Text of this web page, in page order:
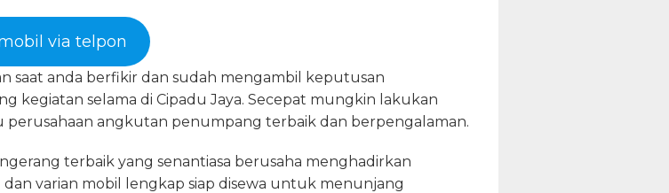
via telpon
saat anda berfikir dan sudah mengambil keputusan
kegiatan selama di Cipadu Jaya. Secepat mungkin lakukan
perusahaan angkutan penumpang terbaik dan berpengalaman.
terbaik yang senantiasa berusaha menghadirkan
varian mobil lengkap siap disewa untuk menunjang